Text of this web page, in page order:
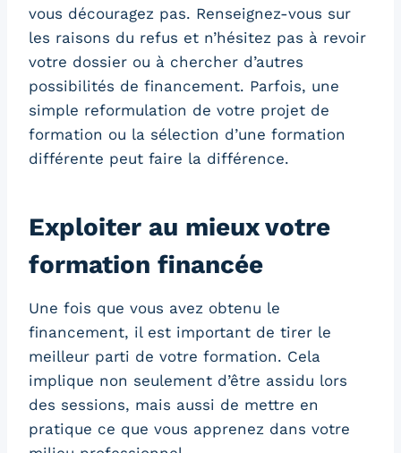
vous découragez pas. Renseignez-vous sur
les raisons du refus et n’hésitez pas à revoir
votre dossier ou à chercher d’autres
possibilités de financement. Parfois, une
simple reformulation de votre projet de
formation ou la sélection d’une formation
différente peut faire la différence.
Exploiter au mieux votre
formation financée
Une fois que vous avez obtenu le
financement, il est important de tirer le
meilleur parti de votre formation. Cela
implique non seulement d’être assidu lors
des sessions, mais aussi de mettre en
pratique ce que vous apprenez dans votre